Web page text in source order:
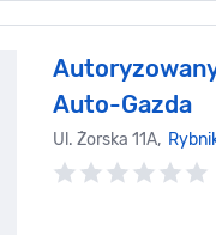
Auto-Gazda
Ul. Żorska 11A,